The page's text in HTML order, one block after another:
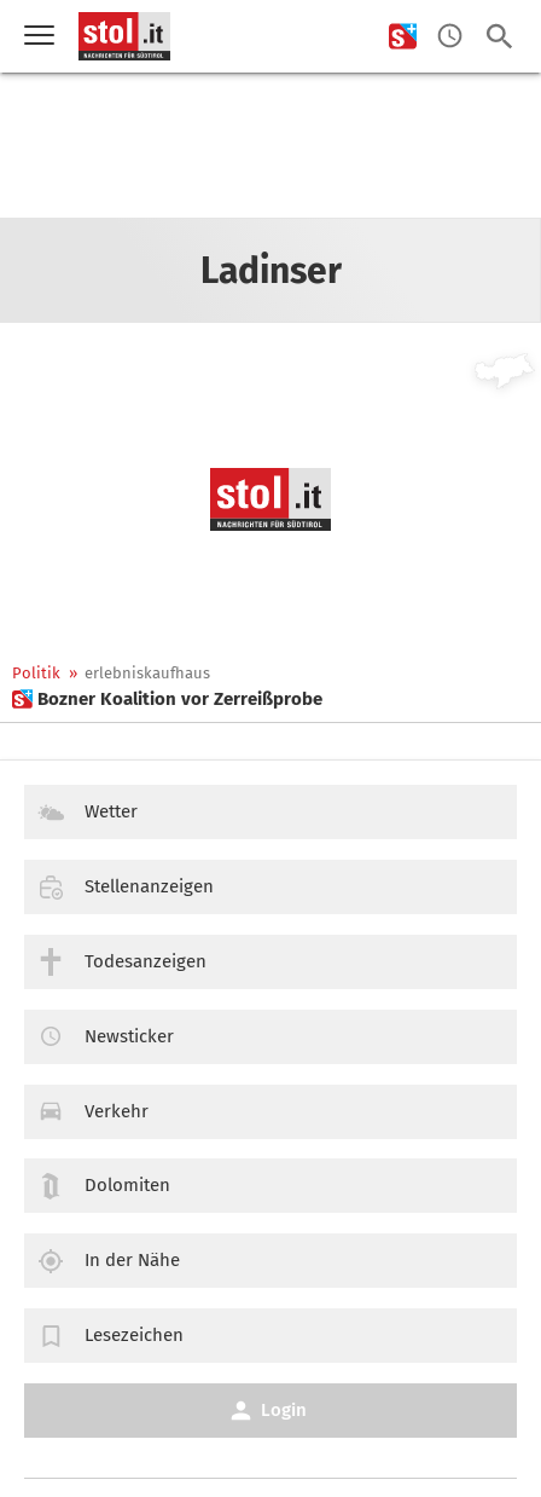
Ladinser
Politik » erlebniskaufhaus
 Bozner Koalition vor Zerreißprobe
Wetter
Stellenanzeigen
Todesanzeigen
Newsticker
Verkehr
Dolomiten
In der Nähe
Lesezeichen
Login